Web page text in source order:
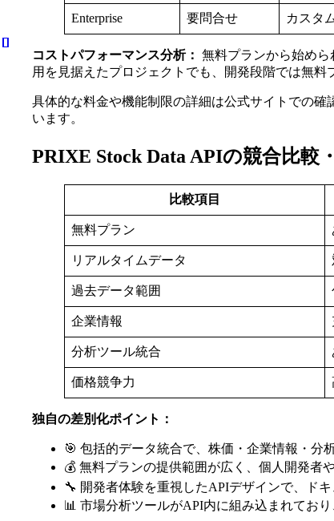
Enterprise 要問合せ カスタ
コストパフォーマンス分析： 無料プランから始め
用を見据えたプロジェクトでも、開発段階では無
具体的な料金や機能制限の詳細は公式サイトでの
います。
PRIXE Stock Data APIの競合比較
比較項目
無料プラン
リアルタイムデータ
過去データ範囲
企業情報
分析ツール統合
価格競争力
独自の差別化ポイント：
🎯 包括的データ統合で、株価・企業情報・分
💰 無料プランの提供範囲が広く、個人開発者
🔧 開発者体験を重視したAPIデザインで、ド
📊 市場分析ツールがAPI内に組み込まれてお